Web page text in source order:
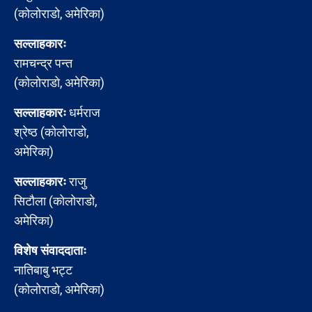
(कोलोराडो, अमेरिका)
सल्लाहकारः
रामचन्द्र पन्त
(कोलोराडो, अमेरिका)
सल्लाहकारःधर्मराज
श्रेष्ठ (कोलोराडो,
अमेरिका)
सल्लाहकारःराजु
सिटौला (कोलोराडो,
अमेरिका)
विशेष संवाददाताः
नातिबाबु भट्ट
(कोलोराडो, अमेरिका)